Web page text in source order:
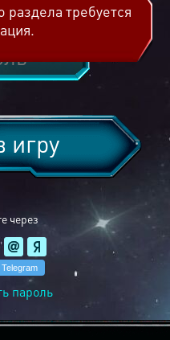
через
игру
пароль
требуется